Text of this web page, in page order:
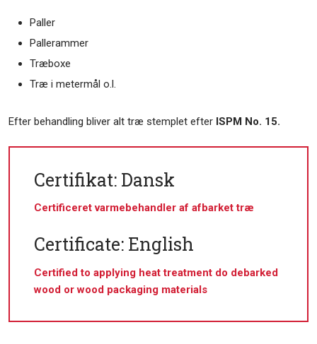
Paller
Pallerammer
Træboxe
Træ i metermål o.l.
Efter behandling bliver alt træ stemplet efter ISPM No. 15​​.
​Certifikat: Dansk
Certificeret varmebehandler af afbarket træ
Certificate: English
Certified to applying heat treatment do debarked
wood or wood packaging materials